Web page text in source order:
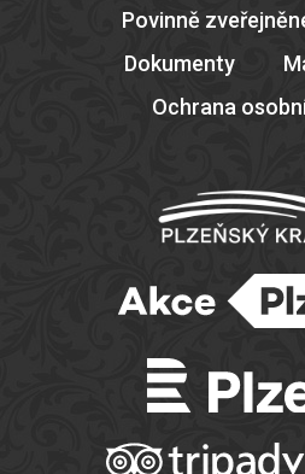
Povinně
Dokumenty
Ochrana